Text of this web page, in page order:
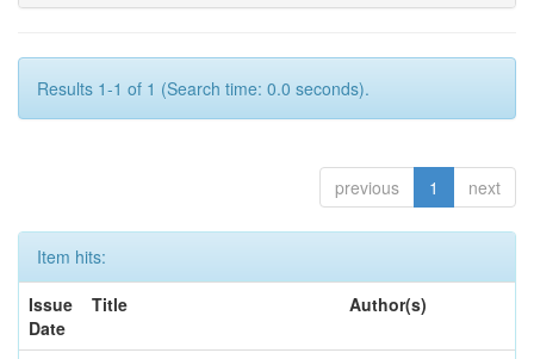
Results 1-1 of 1 (Search time: 0.0 seconds).
previous 1 next
Item hits:
Issue
Date
Title Author(s)